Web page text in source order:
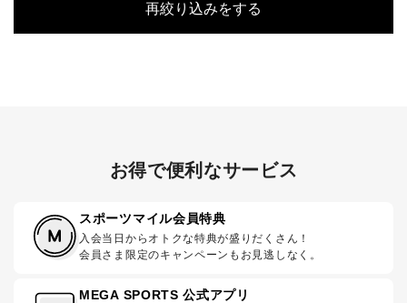
再絞り込みをする
お得で便利なサービス
スポーツマイル会員特典
入会当日からオトクな特典が盛りだくさん！
会員さま限定のキャンペーンもお見逃しなく。
MEGA SPORTS 公式アプリ